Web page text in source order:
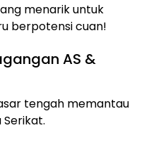
menarik untuk
berpotensi cuan!
AS &
tengah memantau